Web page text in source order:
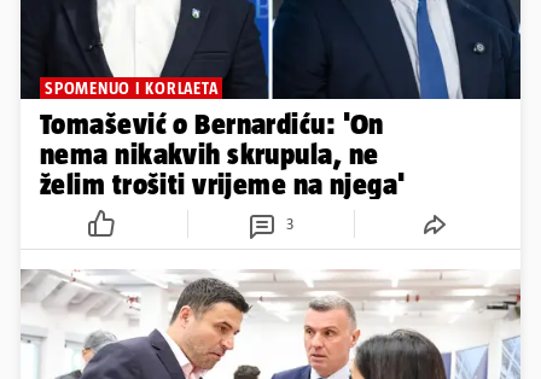
SPOMENUO I KORLAETA
Tomašević o Bernardiću: 'On
nema nikakvih skrupula, ne
želim trošiti vrijeme na njega'
3